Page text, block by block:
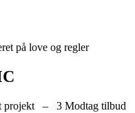
på love og regler
projekt – 3 Modtag tilbud